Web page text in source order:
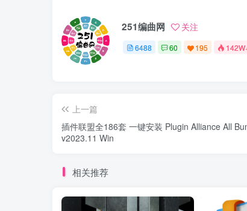
251编曲网 关注
6488 60 195
上一篇
插件联盟全186套 一键安装 Plugin Alliance All
v2023.11 Win
相关推荐